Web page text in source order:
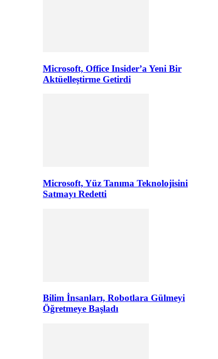
Microsoft, Office Insider’a Yeni Bir
Aktüelleştirme Getirdi
Microsoft, Yüz Tanıma Teknolojisini
Satmayı Redetti
Bilim İnsanları, Robotlara Gülmeyi
Öğretmeye Başladı